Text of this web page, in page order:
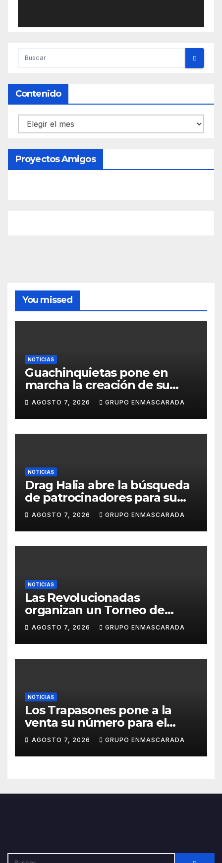
Contenido
Contenido
Proyectos Amigos
You missed
NOTICIAS
Guachinquietas pone en
marcha la creación de su
repertorio para el Carnaval
2027
AGOSTO 7, 2026 GRUPO ENMASCARADA
NOTICIAS
Drag Halia abre la búsqueda
de patrocinadores para su
participación en el Carnaval
de Las Palmas de Gran
Canaria 2027
AGOSTO 7, 2026 GRUPO ENMASCARADA
NOTICIAS
Las Revolucionadas
organizan un Torneo de
Ronda para recaudar fondos
de cara al Carnaval 2027
AGOSTO 7, 2026 GRUPO ENMASCARADA
NOTICIAS
Los Trapasones pone a la
venta su número para el
Sorteo Extraordinario de
Navidad 2026
AGOSTO 7, 2026 GRUPO ENMASCARADA